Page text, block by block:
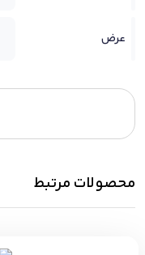
عرض
محصولات مرتبط